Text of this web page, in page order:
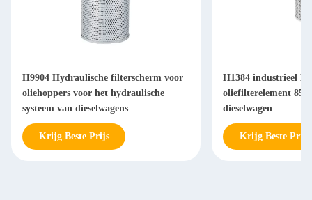
H9904 Hydraulische filterscherm voor
oliehoppers voor het hydraulische
systeem van dieselwagens
Krijg Beste Prijs
H1384 industrieel
oliefilterelement 85
dieselwagen
Krijg Beste Prijs